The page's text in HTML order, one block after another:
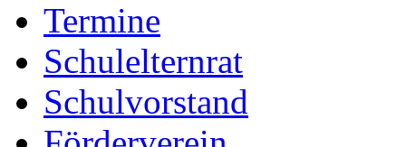
Termine
Schulelternrat
Schulvorstand